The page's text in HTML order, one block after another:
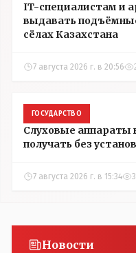
IT-специалистам и
выдавать
сёлах Казахстана
7 августа 2026 г. в 20:56
ГОСУДАРСТВО
Слуховые аппараты
получать без
7 августа 2026 г. в 15:34
Новости